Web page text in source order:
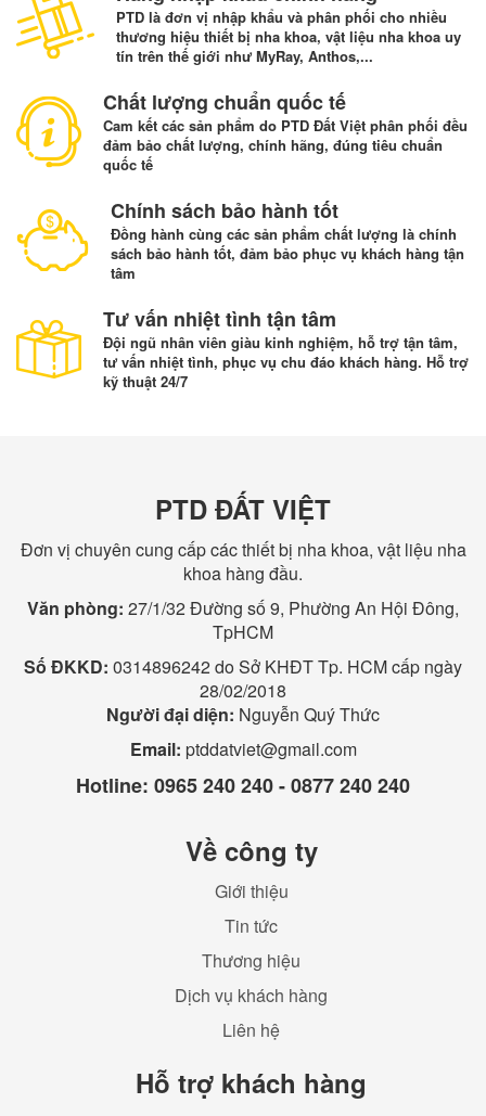
PTD là đơn vị nhập khẩu và phân phối cho nhiều
thương hiệu thiết bị nha khoa, vật liệu nha khoa uy
tín trên thế giới như MyRay, Anthos,...
Chất lượng chuẩn quốc tế
Cam kết các sản phẩm do PTD Đất Việt phân phối đều
đảm bảo chất lượng, chính hãng, đúng tiêu chuẩn
quốc tế
Chính sách bảo hành tốt
Đồng hành cùng các sản phẩm chất lượng là chính
sách bảo hành tốt, đảm bảo phục vụ khách hàng tận
tâm
Tư vấn nhiệt tình tận tâm
Đội ngũ nhân viên giàu kinh nghiệm, hỗ trợ tận tâm,
tư vấn nhiệt tình, phục vụ chu đáo khách hàng. Hỗ trợ
kỹ thuật 24/7
PTD ĐẤT VIỆT
Đơn vị chuyên cung cấp các thiết bị nha khoa, vật liệu nha
khoa hàng đầu.
Văn phòng: 27/1/32 Đường số 9, Phường An Hội Đông,
TpHCM
Số ĐKKD: 0314896242 do Sở KHĐT Tp. HCM cấp ngày
28/02/2018
Người đại diện: Nguyễn Quý Thức
Email: ptddatviet@gmail.com
Hotline: 0965 240 240 - 0877 240 240
Về công ty
Giới thiệu
Tin tức
Thương hiệu
Dịch vụ khách hàng
Liên hệ
Hỗ trợ khách hàng